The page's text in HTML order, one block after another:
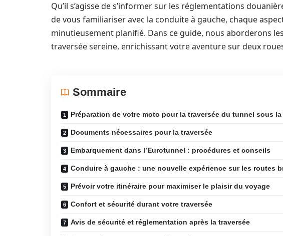
Qu’il s’agisse de s’informer sur les réglementations
de vous familiariser avec la conduite à gauche, chaque
minutieusement planifié. Dans ce guide, nous aborderons
traversée sereine, enrichissant votre aventure sur deux
Sommaire
Préparation de votre moto pour la traversée du tunnel sous la
Documents nécessaires pour la traversée
Embarquement dans l’Eurotunnel : procédures et conseils
Conduire à gauche : une nouvelle expérience sur les routes
Prévoir votre itinéraire pour maximiser le plaisir du voyage
Confort et sécurité durant votre traversée
Avis de sécurité et réglementation après la traversée